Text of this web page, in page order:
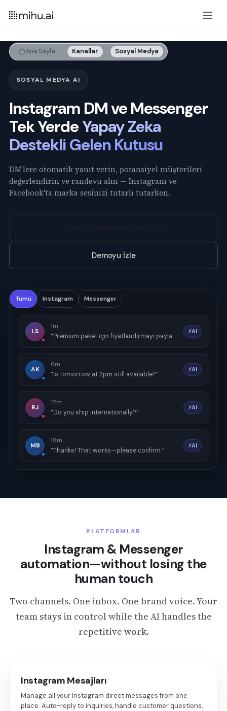
Ana Sayfa Kanallar Sosyal Medya
SOSYAL MEDYA AI
Instagram DM ve Messenger
Tek YerdeYapay Zeka
Destekli Gelen Kutusu
DM'lere otomatik yanıt verin, potansiyel müşterileri
değerlendirin ve randevu alın — Instagram ve
Facebook'ta marka sesinizi tutarlı tutarken.
Demoyu İzle
Tümü Instagram Messenger
LS
1m
“Premium paket için fiyatlandırmayı paylaşabilir misiniz?”
⚡AI
AK
6m
“Is tomorrow at 2pm still available?”
⚡AI
RJ
12m
“Do you ship internationally?”
⚡AI
MB
18m
“Thanks! That works—please confirm.”
⚡AI
PLATFORMLAR
Instagram & Messenger
automation—without losing the
human touch
Two channels. One inbox. One brand voice. Your
team stays in control while the AI handles the
repetitive work.
Instagram Mesajları
Manage all your Instagram direct messages from one
place. Auto-reply to inquiries, handle customer questions,